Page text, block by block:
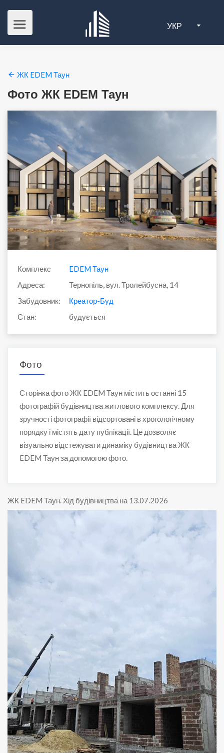
УКР
ЖК EDEM Таун
Фото ЖК EDEM Таун
Комплекс
EDEM Таун
Адреса:
Тернопіль, вул. Тролейбусна, 14
Забудовник:
Креатор-Буд
Стан:
будується
Фото
Сторінка фото ЖК EDEM Таун містить останні 15
фотографій будівництва житлового комплексу. Для
зручності фотографії відсортовані в хрогологічному
порядку і містять дату публікації. Це дозволяє
візуально відстежувати динаміку будівництва ЖК
EDEM Таун за допомогою фото.
ЖК EDEM Таун. Хід будівництва на 13.07.2026